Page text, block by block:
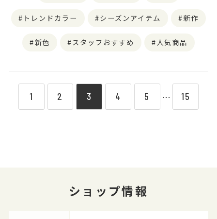
トレンドカラー シーズンアイテム 新作
新色 スタッフおすすめ 人気商品
1 2 3 4 5 ⋯ 15
ショップ情報